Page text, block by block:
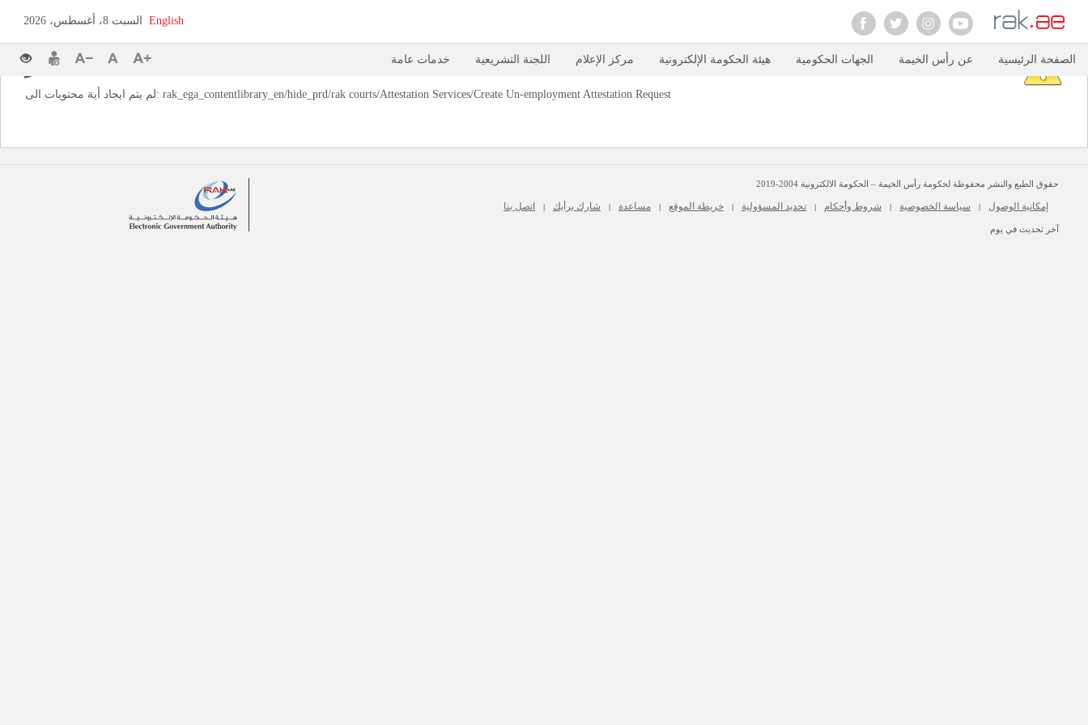
English السبت 8، أغسطس، 2026
الصفحة الرئيسية عن رأس الخيمة الجهات الحكومية هيئة الحكومة الإلكترونية مركز الإعلام اللجنة التشريعية خدمات عامة ‏تحذير‏
حقوق الطبع والنشر محفوظة لحكومة رأس الخيمة – الحكومة الالكترونية 2004-2019
إمكانية الوصول | سياسة الخصوصية | شروط وأحكام | تحديد المسؤولية | خريطة الموقع | مساعدة | شارك برأيك | اتصل بنا
آخر تحديث في يوم